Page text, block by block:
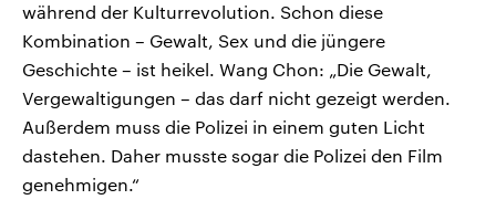
während der Kulturrevolution. Schon diese
Kombination – Gewalt, Sex und die jüngere
Geschichte – ist heikel. Wang Chon: „Die Gewalt,
Vergewaltigungen – das darf nicht gezeigt werden.
Außerdem muss die Polizei in einem guten Licht
dastehen. Daher musste sogar die Polizei den Film
genehmigen.“